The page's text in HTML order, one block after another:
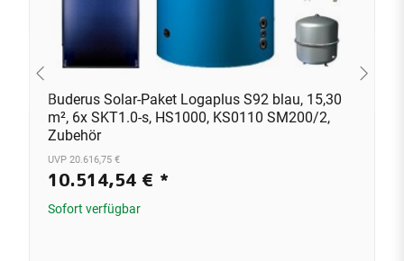
Buderus Solar-Paket Logaplus S92 blau, 15,30
m², 6x SKT1.0-s, HS1000, KS0110 SM200/2,
Zubehör
UVP 20.616,75 €
10.514,54 € *
Sofort verfügbar